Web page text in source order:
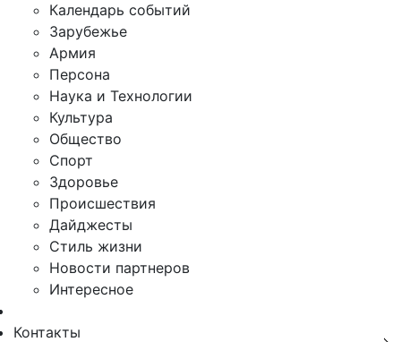
Календарь событий
Зарубежье
Армия
Персона
Наука и Технологии
Культура
Общество
Спорт
Здоровье
Происшествия
Дайджесты
Стиль жизни
Новости партнеров
Интересное
Контакты